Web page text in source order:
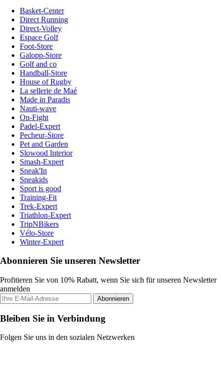
Basket-Center
Direct Running
Direct-Volley
Espace Golf
Foot-Store
Galopp-Store
Golf and co
Handball-Store
House of Rugby
La sellerie de Maé
Made in Paradis
Nauti-wave
On-Fight
Padel-Expert
Pecheur-Store
Pet and Garden
Slowood Interior
Smash-Expert
Sneak'In
Sneakids
Sport is good
Training-Fit
Trek-Expert
Triathlon-Expert
TripNBikers
Vélo-Store
Winter-Expert
Abonnieren Sie unseren Newsletter
Profitieren Sie von 10% Rabatt, wenn Sie sich für unseren Newsletter
anmelden
Abonnieren
Bleiben Sie in Verbindung
Folgen Sie uns in den sozialen Netzwerken